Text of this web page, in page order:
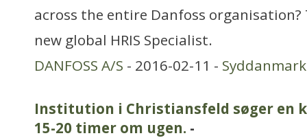
across the entire Danfoss
new global HRIS Specialist.
DANFOSS A/S - 2016-02-11 - Syddanmark
Institution i Christiansfeld søger en
15-20 timer om ugen. -